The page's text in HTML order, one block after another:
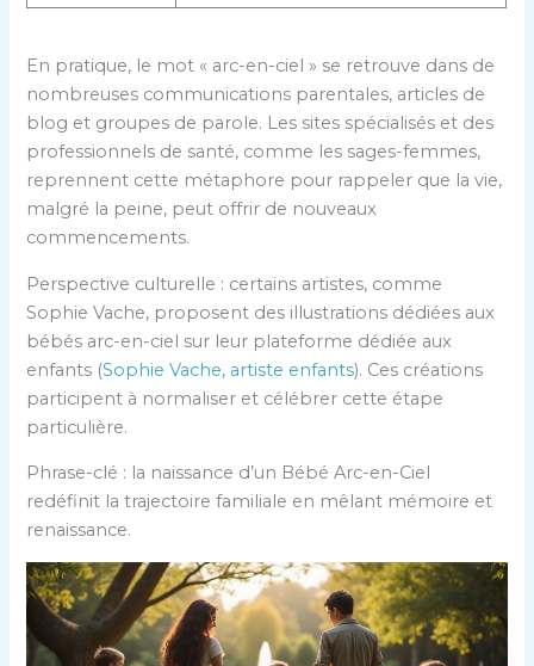
En pratique, le mot « arc-en-ciel » se retrouve dans de
nombreuses communications parentales, articles de
blog et groupes de parole. Les sites spécialisés et des
professionnels de santé, comme les sages-femmes,
reprennent cette métaphore pour rappeler que la vie,
malgré la peine, peut offrir de nouveaux
commencements.
Perspective culturelle : certains artistes, comme
Sophie Vache, proposent des illustrations dédiées aux
bébés arc-en-ciel sur leur plateforme dédiée aux
enfants (Sophie Vache, artiste enfants). Ces créations
participent à normaliser et célébrer cette étape
particulière.
Phrase-clé : la naissance d’un Bébé Arc-en-Ciel
redéfinit la trajectoire familiale en mêlant mémoire et
renaissance.